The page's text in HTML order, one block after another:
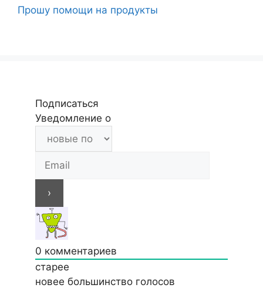
Прошу помощи на продукты
Подписаться
Уведомление о
0 комментариев
старее
новее большинство голосов